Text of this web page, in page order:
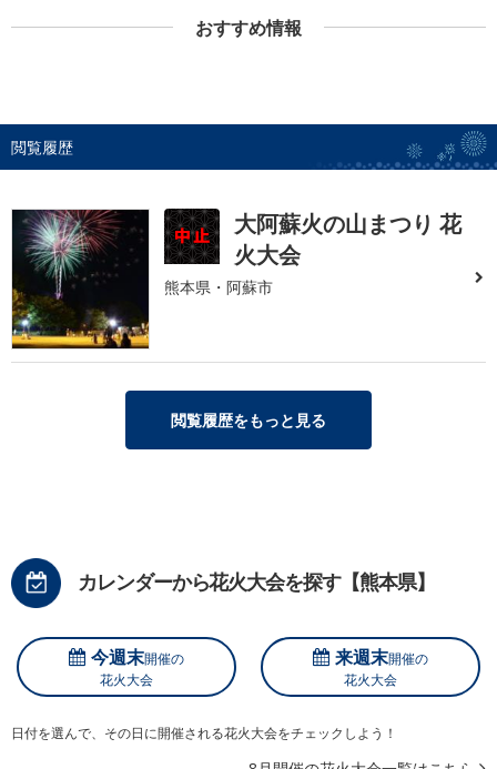
おすすめ情報
閲覧履歴
大阿蘇火の山まつり 花
火大会
熊本県・阿蘇市
閲覧履歴をもっと見る
カレンダーから花火大会を探す【熊本県】
今週末開催の
花火大会
来週末開催の
花火大会
日付を選んで、その日に開催される花火大会をチェックしよう！